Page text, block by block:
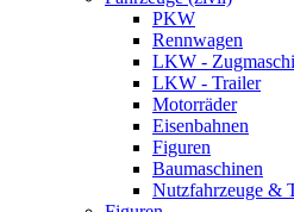
PKW
Rennwagen
LKW -
LKW - Trailer
Motorräder
Eisenbahnen
Figuren
Baumaschinen
Nutzfahrzeuge &